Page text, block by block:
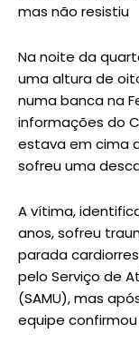
mas não resistiu
Na noite da
uma altura de
numa banca na
informações do
estava em cima
sofreu uma
A vítima,
anos, sofreu
parada
pelo Serviço de
(SAMU), mas
equipe